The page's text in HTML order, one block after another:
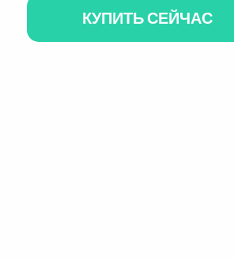
КУПИТЬ СЕЙЧАС